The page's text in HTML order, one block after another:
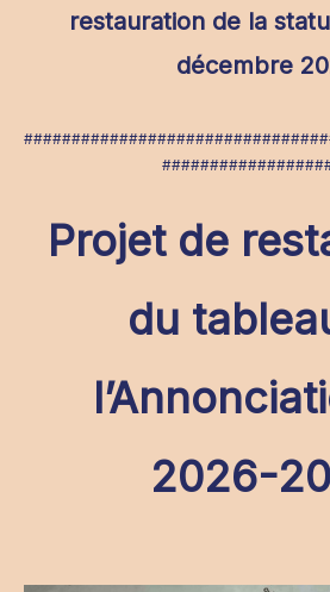
restauration de la
décembre
Projet de
du
2026-